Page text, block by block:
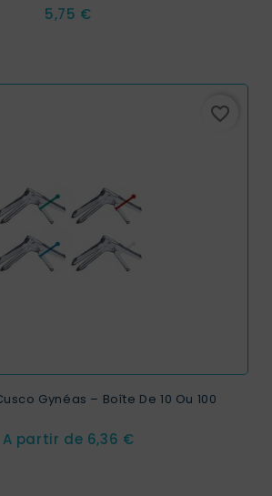
Prix
5,75 €
favorite_border
Gynéas – Boîte De 10 Ou 100
A partir de Prix
6,36 €